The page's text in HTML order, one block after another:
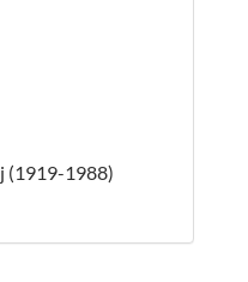
(1919-1988)